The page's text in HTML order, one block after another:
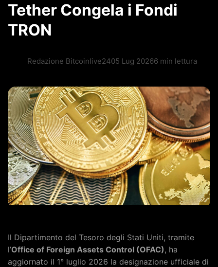
Tether Congela i Fondi
TRON
Redazione Bitcoinlive2405 Lug 20266 min lettura
Il Dipartimento del Tesoro degli Stati Uniti, tramite
l’Office of Foreign Assets Control (OFAC), ha
aggiornato il 1° luglio 2026 la designazione ufficiale di